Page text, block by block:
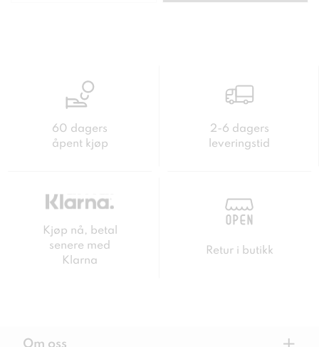
60 dagers
åpent kjøp
2-6 dagers
leveringstid
Kjøp nå, betal
senere med
Klarna
Retur i butikk
Om oss